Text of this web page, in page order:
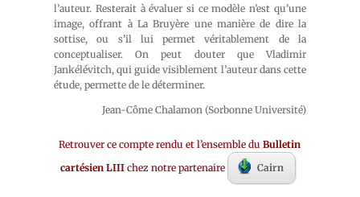
l’auteur. Resterait à évaluer si ce modèle n’est qu’une
image, offrant à La Bruyère une manière de dire la
sottise, ou s’il lui permet véritablement de la
conceptualiser. On peut douter que Vladimir
Jankélévitch, qui guide visiblement l’auteur dans cette
étude, permette de le déterminer.
Jean-Côme Chalamon (Sorbonne Université)
Retrouver ce compte rendu et l’ensemble duBulletin
cartésien LIII chez notre partenaire Cairn